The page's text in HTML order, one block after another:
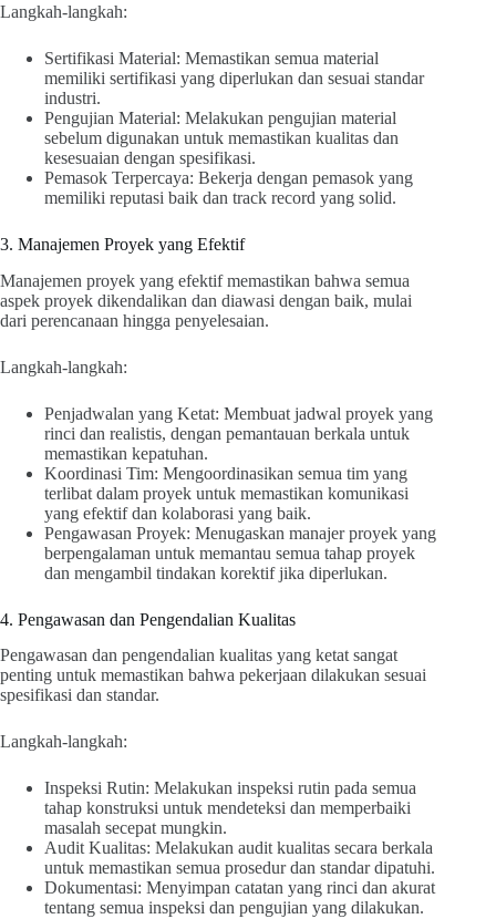
Langkah-langkah:
Sertifikasi Material: Memastikan semua material
memiliki sertifikasi yang diperlukan dan sesuai standar
industri.
Pengujian Material: Melakukan pengujian material
sebelum digunakan untuk memastikan kualitas dan
kesesuaian dengan spesifikasi.
Pemasok Terpercaya: Bekerja dengan pemasok yang
memiliki reputasi baik dan track record yang solid.
3. Manajemen Proyek yang Efektif
Manajemen proyek yang efektif memastikan bahwa semua
aspek proyek dikendalikan dan diawasi dengan baik, mulai
dari perencanaan hingga penyelesaian.
Langkah-langkah:
Penjadwalan yang Ketat: Membuat jadwal proyek yang
rinci dan realistis, dengan pemantauan berkala untuk
memastikan kepatuhan.
Koordinasi Tim: Mengoordinasikan semua tim yang
terlibat dalam proyek untuk memastikan komunikasi
yang efektif dan kolaborasi yang baik.
Pengawasan Proyek: Menugaskan manajer proyek yang
berpengalaman untuk memantau semua tahap proyek
dan mengambil tindakan korektif jika diperlukan.
4. Pengawasan dan Pengendalian Kualitas
Pengawasan dan pengendalian kualitas yang ketat sangat
penting untuk memastikan bahwa pekerjaan dilakukan sesuai
spesifikasi dan standar.
Langkah-langkah:
Inspeksi Rutin: Melakukan inspeksi rutin pada semua
tahap konstruksi untuk mendeteksi dan memperbaiki
masalah secepat mungkin.
Audit Kualitas: Melakukan audit kualitas secara berkala
untuk memastikan semua prosedur dan standar dipatuhi.
Dokumentasi: Menyimpan catatan yang rinci dan akurat
tentang semua inspeksi dan pengujian yang dilakukan.